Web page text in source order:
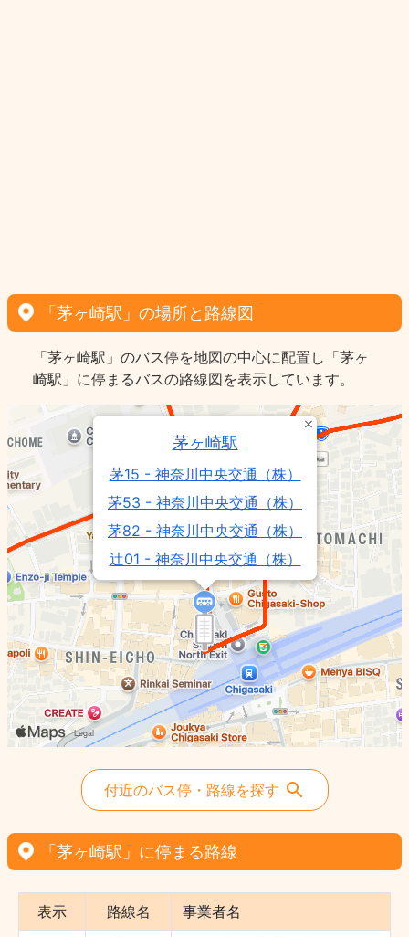
「茅ヶ崎駅」の場所と路線図
「茅ヶ崎駅」のバス停を地図の中心に配置し「茅ヶ
崎駅」に停まるバスの路線図を表示しています。
茅ヶ崎駅
茅15 - 神奈川中央交通（株）
茅53 - 神奈川中央交通（株）
茅82 - 神奈川中央交通（株）
辻01 - 神奈川中央交通（株）
茅50 - 神奈川中央交通（株）
藤08 - 神奈川中央交通（株）
茅45 - 神奈川中央交通（株）
茅52 - 神奈川中央交通（株）
茅41 - 神奈川中央交通（株）
茅25 - 神奈川中央交通（株）
茅17 - 神奈川中央交通（株）
茅31 - 神奈川中央交通（株）
茅26 - 神奈川中央交通（株）
藤07 - 神奈川中央交通（株）
茅03 - 神奈川中央交通（株）
茅19 - 神奈川中央交通（株）
付近のバス停・路線を探す
「茅ヶ崎駅」に停まる路線
表示 路線名 事業者名